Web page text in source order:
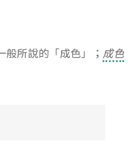
所說的「成色」； 成色